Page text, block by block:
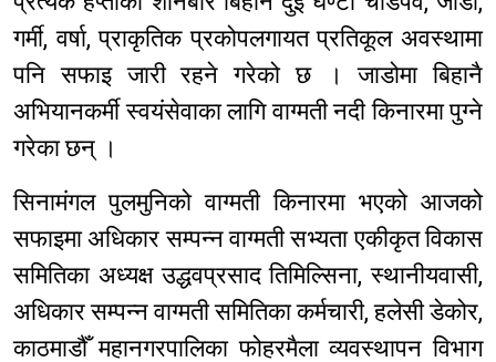
गर्मी, वर्षा, प्राकृतिक प्रकोपलगायत प्रतिकूल अवस्थामा
पनि सफाइ जारी रहने गरेको छ । जाडोमा बिहानै
अभियानकर्मी स्वयंसेवाका लागि वाग्मती नदी किनारमा पुग्ने
गरेका छन् ।
सिनामंगल पुलमुनिको वाग्मती किनारमा भएको आजको
सफाइमा अधिकार सम्पन्न वाग्मती सभ्यता एकीकृत विकास
समितिका अध्यक्ष उद्धवप्रसाद तिमिल्सिना, स्थानीयवासी,
अधिकार सम्पन्न वाग्मती समितिका कर्मचारी, हलेसी डेकोर,
काठमाडौँ महानगरपालिका फोहरमैला व्यवस्थापन विभाग